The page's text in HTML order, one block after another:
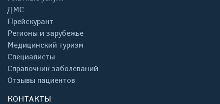
ДМС
Прейскурант
Регионы и зарубежье
Медицинский туризм
Специалисты
Справочник заболеваний
Отзывы пациентов
КОНТАКТЫ